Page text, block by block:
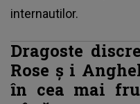
internautilor.
Dragoste
Rose ș i
în cea mai